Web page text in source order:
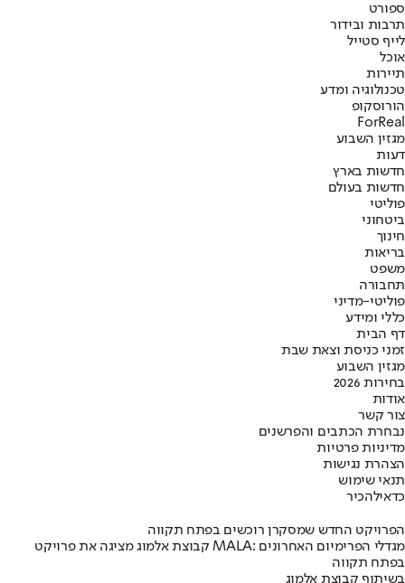
ספורט
תרבות ובידור
לייף סטייל
אוכל
תיירות
טכנולוגיה ומדע
הורוסקופ
ForReal
מגזין השבוע
דעות
חדשות בארץ
חדשות בעולם
פוליטי
ביטחוני
חינוך
בריאות
משפט
תחבורה
פוליטי-מדיני
כללי ומידע
דף הבית
זמני כניסת וצאת שבת
מגזין השבוע
בחירות 2026
אודות
צור קשר
נבחרת הכתבים והפרשנים
מדיניות פרטיות
הצהרת נגישות
תנאי שימוש
כדאילהכיר
הפרויקט החדש שמסקרן רוכשים בפתח תקווה
קבוצת אלמוג מציגה את פרויקט MALA: מגדלי הפרימיום האחרונים
בפתח תקווה
בשיתוף קבוצת אלמוג